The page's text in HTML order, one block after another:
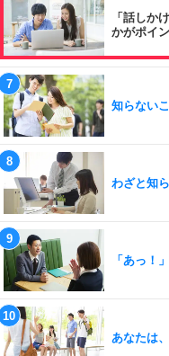
「話しか
かがポイン
知らない
わざと知
「あっ！
あなたは